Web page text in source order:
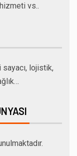
vs..
lojistik,